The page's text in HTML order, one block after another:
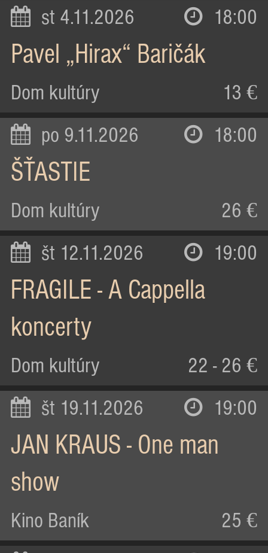
st 4.11.2026 18:00
Pavel „Hirax“ Baričák
Dom kultúry 13 €
po 9.11.2026 18:00
ŠŤASTIE
Dom kultúry 26 €
št 12.11.2026 19:00
FRAGILE - A Cappella
koncerty
Dom kultúry 22 - 26 €
št 19.11.2026 19:00
JAN KRAUS - One man
show
Kino Baník 25 €